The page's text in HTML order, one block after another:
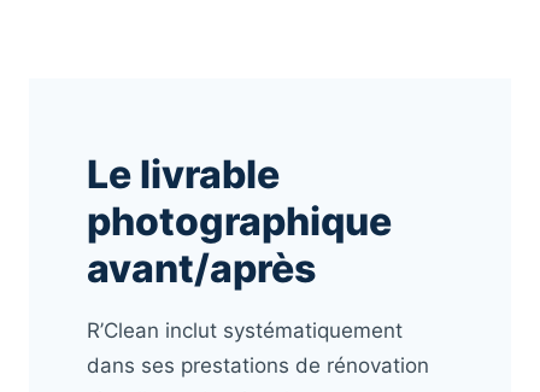
Le livrable
photographique
avant/après
R’Clean inclut systématiquement
dans ses prestations de rénovation